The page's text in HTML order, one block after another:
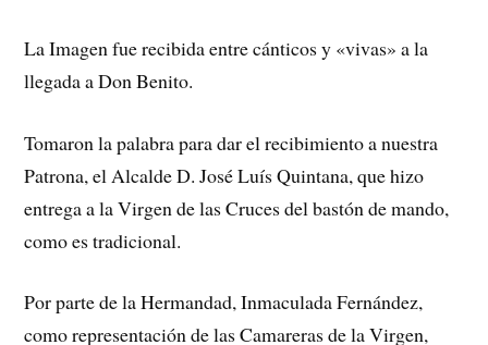
La Imagen fue recibida entre cánticos y «vivas» a la
llegada a Don Benito.
Tomaron la palabra para dar el recibimiento a nuestra
Patrona, el Alcalde D. José Luís Quintana, que hizo
entrega a la Virgen de las Cruces del bastón de mando,
como es tradicional.
Por parte de la Hermandad, Inmaculada Fernández,
como representación de las Camareras de la Virgen,